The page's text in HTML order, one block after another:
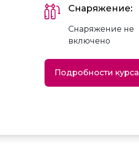
Снаряжение:
Снаряжение не
включено
Подробности курса